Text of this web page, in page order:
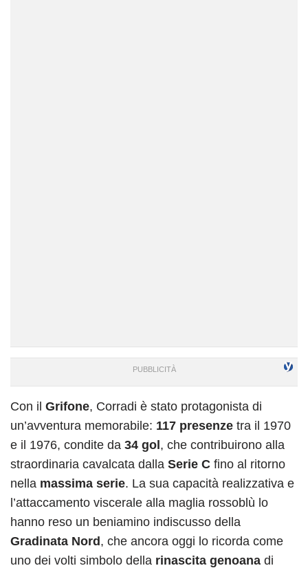
Con il Grifone, Corradi è stato protagonista di
un’avventura memorabile: 117 presenze tra il 1970
e il 1976, condite da 34 gol, che contribuirono alla
straordinaria cavalcata dalla Serie C fino al ritorno
nella massima serie. La sua capacità realizzativa e
l’attaccamento viscerale alla maglia rossoblù lo
hanno reso un beniamino indiscusso della
Gradinata Nord, che ancora oggi lo ricorda come
uno dei volti simbolo della rinascita genoana di